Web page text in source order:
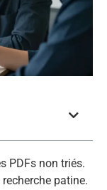
PDFs non triés.
patine.